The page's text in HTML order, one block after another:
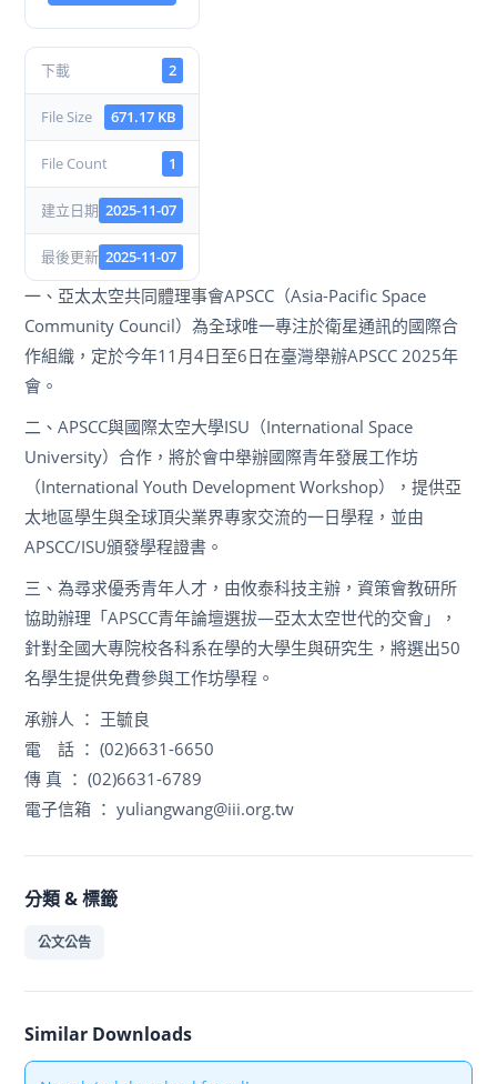
下載 2
File Size 671.17 KB
File Count 1
建立日期 2025-11-07
最後更新 2025-11-07
一、亞太太空共同體理事會APSCC（Asia-Pacific Space
Community Council）為全球唯一專注於衛星通訊的國際合
作組織，定於今年11月4日至6日在臺灣舉辦APSCC 2025年
會。
二、APSCC與國際太空大學ISU（International Space
University）合作，將於會中舉辦國際青年發展工作坊
（International Youth Development Workshop），提供亞
太地區學生與全球頂尖業界專家交流的一日學程，並由
APSCC/ISU頒發學程證書。
三、為尋求優秀青年人才，由攸泰科技主辦，資策會教研所
協助辦理「APSCC青年論壇選拔—亞太太空世代的交會」，
針對全國大專院校各科系在學的大學生與研究生，將選出50
名學生提供免費參與工作坊學程。
承辦人 ： 王毓良
電 話 ： (02)6631-6650
傳 真 ： (02)6631-6789
電子信箱 ： yuliangwang@iii.org.tw
分類 & 標籤
公文公告
Similar Downloads